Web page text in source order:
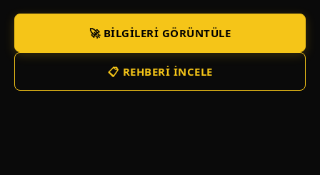
🚀 BILGILERI GÖRÜNTÜLE
📋 REHBERI İNCELE